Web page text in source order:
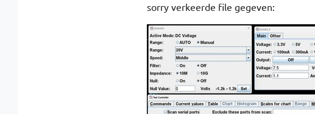
sorry verkeerde file gegeven: